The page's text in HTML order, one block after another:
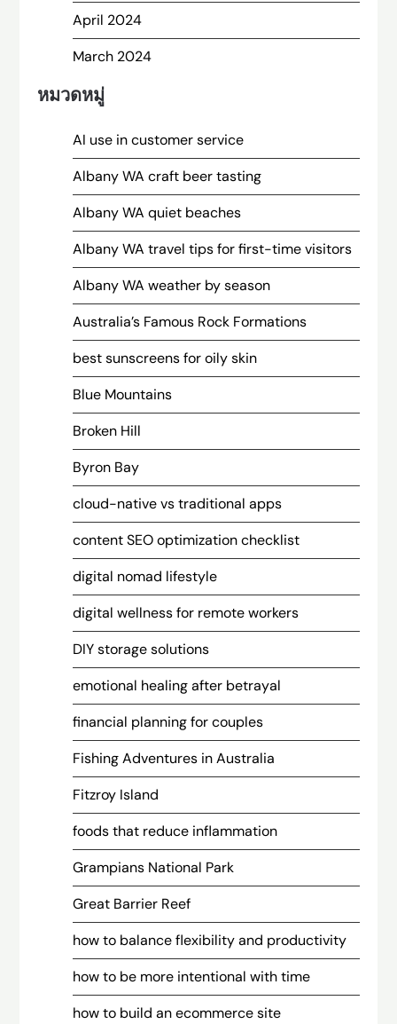
April 2024
March 2024
หมวดหมู่
AI use in customer service
Albany WA craft beer tasting
Albany WA quiet beaches
Albany WA travel tips for first-time visitors
Albany WA weather by season
Australia’s Famous Rock Formations
best sunscreens for oily skin
Blue Mountains
Broken Hill
Byron Bay
cloud-native vs traditional apps
content SEO optimization checklist
digital nomad lifestyle
digital wellness for remote workers
DIY storage solutions
emotional healing after betrayal
financial planning for couples
Fishing Adventures in Australia
Fitzroy Island
foods that reduce inflammation
Grampians National Park
Great Barrier Reef
how to balance flexibility and productivity
how to be more intentional with time
how to build an ecommerce site